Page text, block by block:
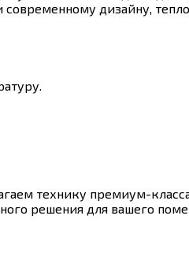
дизайну,
технику премиум-
решения для вашего